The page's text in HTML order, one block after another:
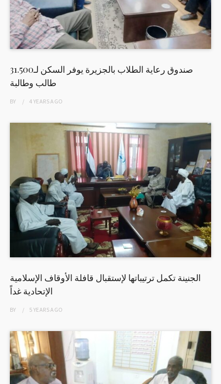
صندوق رعاية الطلاب بالجزيرة يوفر السكن لـ31.500
طالب وطالبة
BY 4 YEARSAGO
الجنينة تكمل ترتيباتها لإستقبال قافلة الأوقاف الإسلامية
الإتحادية غداً
BY 5 YEARSAGO